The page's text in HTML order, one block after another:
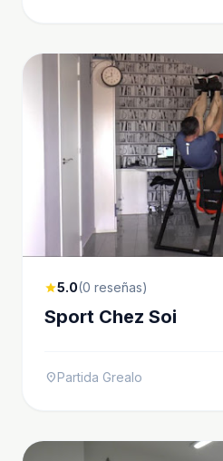
star5.0(0 reseñas)
Sport Chez Soi
location_onPartida Grealo